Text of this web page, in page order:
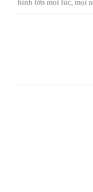
hình lớn mọi lúc, mọi